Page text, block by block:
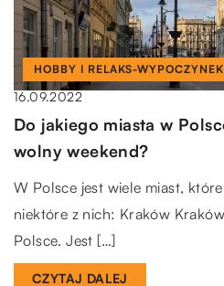
HOBBY I RELAKS-WYPOCZYNEK
16.09.2022
Do jakiego miasta w
wolny weekend?
W Polsce jest wiele miast,
niektóre z nich: Kraków
Polsce. Jest […]
CZYTAJ DALEJ